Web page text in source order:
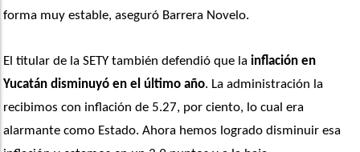
forma muy estable, aseguró Barrera Novelo.
El titular de la SETY también defendió que la inflación en
Yucatán disminuyó en el último año. La administración la
recibimos con inflación de 5.27, por ciento, lo cual era
alarmante como Estado. Ahora hemos logrado disminuir esa